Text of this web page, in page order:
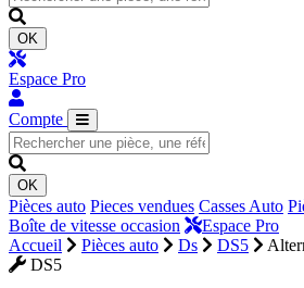
OK
Espace Pro
Compte
OK
Pièces auto Pieces vendues Casses Auto
Boîte de vitesse occasion
Espace Pro
Accueil
Pièces auto Ds DS5
DS5